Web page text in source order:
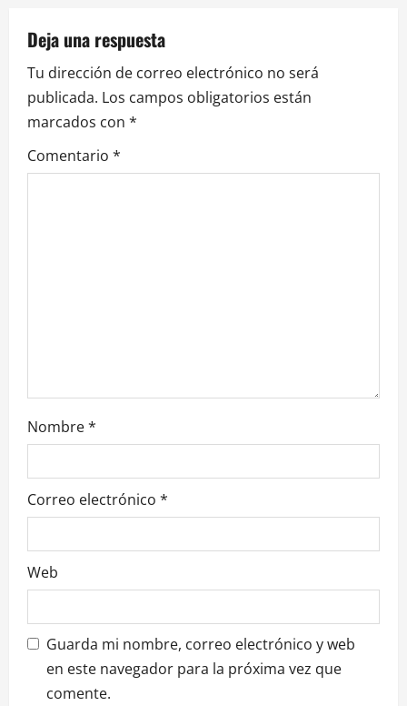
Deja una respuesta
Tu dirección de correo electrónico no será
publicada. Los campos obligatorios están
marcados con *
Comentario *
Nombre*
Correo electrónico *
Web
Guarda mi nombre, correo electrónico y web
en este navegador para la próxima vez que
comente.